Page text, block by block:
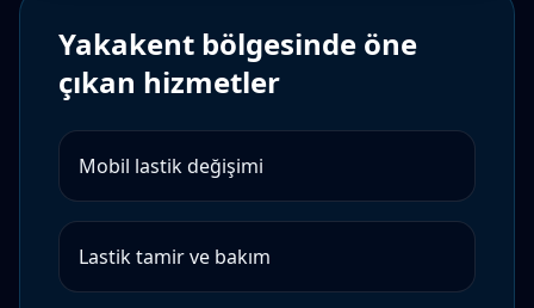
Yakakent bölgesinde öne
çıkan hizmetler
Mobil lastik değişimi
Lastik tamir ve bakım